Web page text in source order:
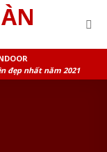
đẹp nhất năm 2021